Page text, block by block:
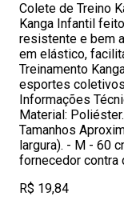
Colete de Treino
Kanga Infantil
resistente e bem
em elástico,
Treinamento
esportes
Informações
Material:
Tamanhos
largura). - M - 60
fornecedor contra
R$ 19,84